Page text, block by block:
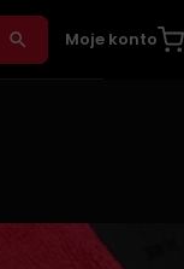
Moje konto